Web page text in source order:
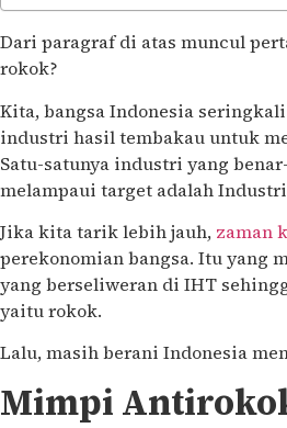
Dari paragraf di atas muncul
rokok?
Kita, bangsa Indonesia
industri hasil tembakau untuk
Satu-satunya industri yang
melampaui target adalah
Jika kita tarik lebih jauh, zaman
perekonomian bangsa. Itu yang
yang berseliweran di IHT
yaitu rokok.
Lalu, masih berani Indonesia
Mimpi